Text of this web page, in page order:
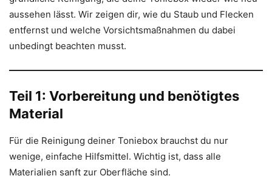
aussehen lässt. Wir zeigen dir, wie du Staub und Flecken
entfernst und welche Vorsichtsmaßnahmen du dabei
unbedingt beachten musst.
Teil 1: Vorbereitung und benötigtes
Material
Für die Reinigung deiner Toniebox brauchst du nur
wenige, einfache Hilfsmittel. Wichtig ist, dass alle
Materialien sanft zur Oberfläche sind.